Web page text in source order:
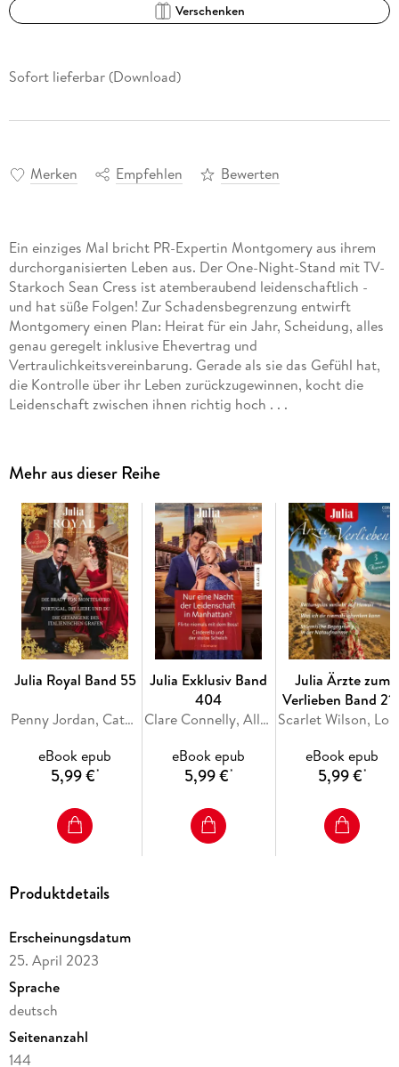
Verschenken
Sofort lieferbar (Download)
Merken Empfehlen Bewerten
Ein einziges Mal bricht PR-Expertin Montgomery aus ihrem
durchorganisierten Leben aus. Der One-Night-Stand mit TV-
Starkoch Sean Cress ist atemberaubend leidenschaftlich -
und hat süße Folgen! Zur Schadensbegrenzung entwirft
Montgomery einen Plan: Heirat für ein Jahr, Scheidung, alles
genau geregelt inklusive Ehevertrag und
Vertraulichkeitsvereinbarung. Gerade als sie das Gefühl hat,
die Kontrolle über ihr Leben zurückzugewinnen, kocht die
Leidenschaft zwischen ihnen richtig hoch . . .
Mehr aus dieser Reihe
Julia Royal Band 55
Penny Jordan, Catherine George, Sara Craven
eBook epub
5,99 €*
Julia Exklusiv Band
404
Clare Connelly, Ally Blake, Maya Blake
eBook epub
5,99 €*
Julia Ärzte zum
Verlieben Band
eBook epub
5,99 €*
Produktdetails
Erscheinungsdatum
25. April 2023
Sprache
deutsch
Seitenanzahl
144